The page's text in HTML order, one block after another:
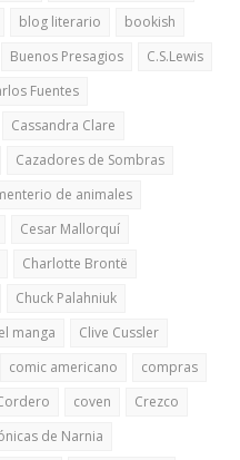
blog literario
bookish
Buenos Presagios
C.S.Lewis
Fuentes
Cassandra Clare
Cazadores de Sombras
de animales
Cesar Mallorquí
Charlotte Brontë
Chuck Palahniuk
manga
Clive Cussler
comic americano
compras
coven
Crezco
de Narnia